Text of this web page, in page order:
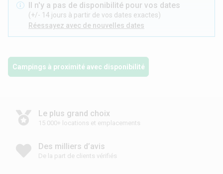
Il n'y a pas de disponibilité pour vos dates
(+/- 14 jours à partir de vos dates exactes)
Réessayez avec de nouvelles dates
Campings à proximité avec disponibilité
Le plus grand choix
15 000+ locations et emplacements
Des milliers d’avis
De la part de clients vérifiés